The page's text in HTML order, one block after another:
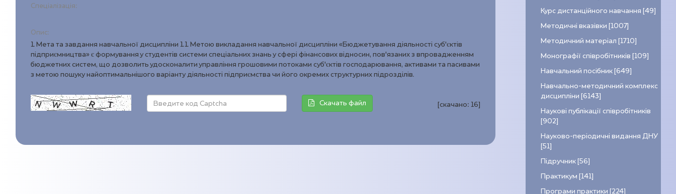
Спеціалізація:
Опис:
1. Мета та завдання навчальної дисципліни 1.1. Метою викладання навчальної дисципліни «Бюджетування діяльності суб’єктів
підприємництва» є формування у студентів системи спеціальних знань у сфері фінансових відносин, пов’язаних з впровадженням
бюджетних систем, що дозволить удосконалити управління грошовими потоками суб’єктів господарювання, активами та пасивами
з метою пошуку найоптимальнішого варіанту діяльності підприємства чи його окремих структурних підрозділів.
Скачать файл [скачано:16]
Курс дистанційного навчання [49]
Методичні вказівки [1007]
Методичний матеріал [1710]
Монографії співробітників [109]
Навчальний посібник [649]
Навчально-методичний комплекс
дисципліни [6143]
Наукові публікації співробітників
[902]
Науково-періодичні видання ДНУ
[51]
Підручник [56]
Практикум [141]
Програми практики [224]